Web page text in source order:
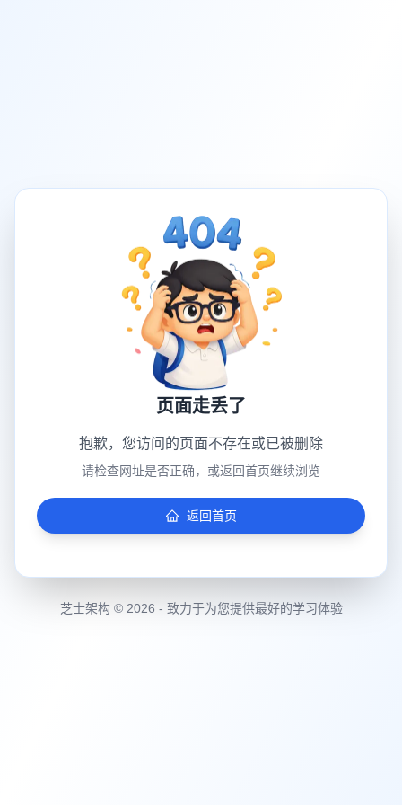
页面走丢了
抱歉，您访问的页面不存在或已被删除
请检查网址是否正确，或返回首页继续浏览
返回首页
芝士架构 © 2026 - 致力于为您提供最好的学习体验